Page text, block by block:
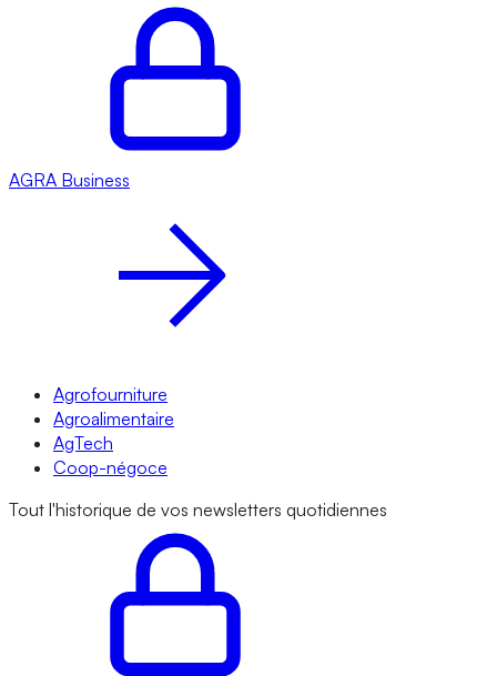
AGRA Business
Agrofourniture
Agroalimentaire
AgTech
Coop-négoce
Tout l'historique de vos newsletters quotidiennes